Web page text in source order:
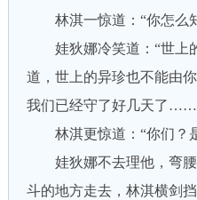
林淇一惊道：“你怎么
娃狄娜冷笑道：“世上
道，世上的异珍也不能由
我们已经守了好几天了
林淇更惊道：“你们？
娃狄娜不去理他，弯腰
斗的地方走去，林淇横剑